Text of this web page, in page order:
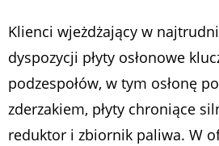
Klienci wjeżdżający w
dyspozycji płyty osłonowe
podzespołów, w tym osłonę
zderzakiem, płyty chroniące
reduktor i zbiornik paliwa. W